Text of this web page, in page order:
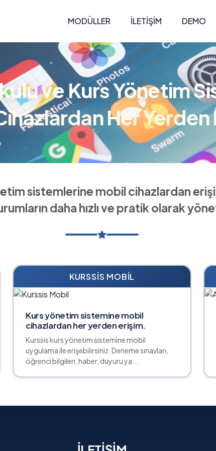
MODÜLLER İLETIŞIM DEMO
ve Kurs Yönetim
Her Yerden
sistemlerine mobil cihazlardan
daha hızlı ve pratik olarak
KURSSIS MOBIL
Kurs yönetim sistemine mobil
cihazlardan her yerden erişim.
Kurssis kurs yönetim sistemine mobil
uygulama ile erişebilirsiniz. Deneme sınavları,
öğrenci bilgileri, haber, duyuru ya...